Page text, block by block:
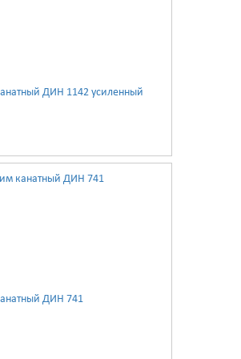
ДИН 1142 усиленный
ДИН 741